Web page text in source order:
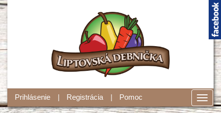
Prihlásenie Registrácia Pomoc